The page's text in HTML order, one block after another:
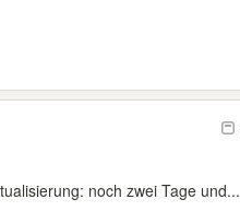
noch zwei Tage und...